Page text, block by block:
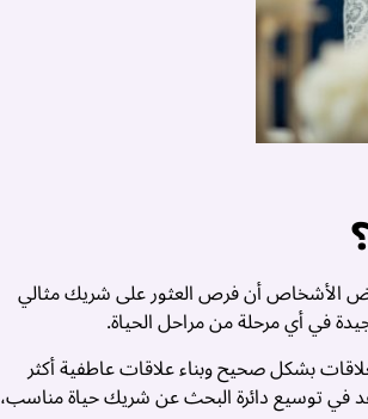
الأشخاص أن فرص العثور على شريك مثالي
في أي مرحلة من مراحل الحياة.
بشكل صحيح وبناء علاقات عاطفية أكثر
في توسيع دائرة البحث عن شريك حياة مناسب،